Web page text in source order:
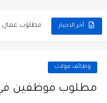
أخر الاخبار
وظائف مولات
مطلوب موظفين